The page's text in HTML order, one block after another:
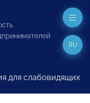
для слабовидящих
RU